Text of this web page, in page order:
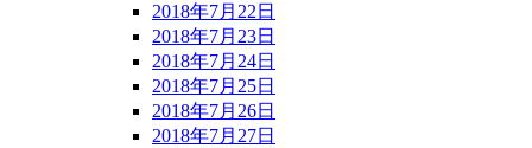
2018年7月22日
2018年7月23日
2018年7月24日
2018年7月25日
2018年7月26日
2018年7月27日